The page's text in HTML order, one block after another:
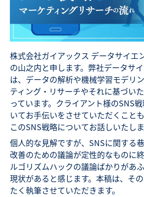
株式会社ガイアックス データサイエ
の山之内と申します。弊社データサ
は、データの解析や機械学習モデリ
ティング・リサーチやそれに基づい
っています。クライアント様のSNS
いてお手伝いをさせていただくこと
このSNS戦略についてお話しいたしま
個人的な見解ですが、SNSに関する
改善のための議論が定性的なものに
ルゴリズムハックの議論ばかりがあ
現状があると感じます。本稿は、そ
たく執筆させていただきます。